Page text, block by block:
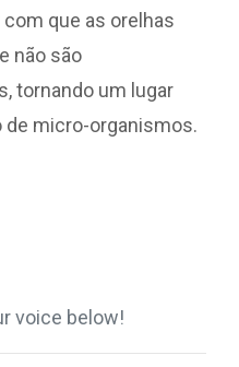
que as orelhas
não são
tornando um lugar
de micro-organismos.
voice below!